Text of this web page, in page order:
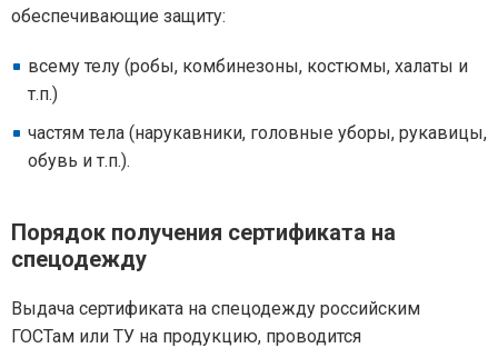
обеспечивающие защиту:
всему телу (робы, комбинезоны, костюмы, халаты и
т.п.)
частям тела (нарукавники, головные уборы, рукавицы,
обувь и т.п.).
Порядок получения сертификата на
спецодежду
Выдача сертификата на спецодежду российским
ГОСТам или ТУ на продукцию, проводится